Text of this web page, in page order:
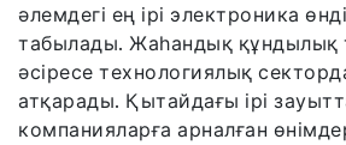
әлемдегі ең ірі электроника
табылады. Жаһандық құндылық
әсіресе технологиялық
атқарады. Қытайдағы ірі
компанияларға арналған